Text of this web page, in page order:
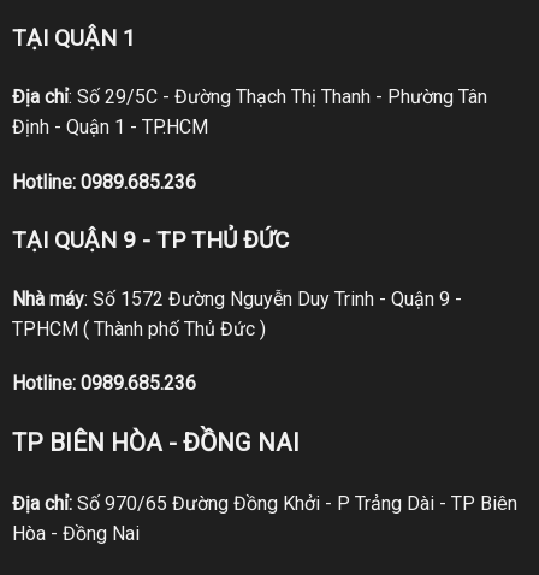
TẠI QUẬN 1
Địa chỉ: Số 29/5C - Đường Thạch Thị Thanh - Phường Tân
Định - Quận 1 - TP.HCM
Hotline: 0989.685.236
TẠI QUẬN 9 - TP THỦ ĐỨC
Nhà máy: Số 1572 Đường Nguyễn Duy Trinh - Quận 9 -
TPHCM ( Thành phố Thủ Đức )
Hotline: 0989.685.236
TP BIÊN HÒA - ĐỒNG NAI
Địa chỉ:Số 970/65 Đường Đồng Khởi - P Trảng Dài - TP Biên
Hòa - Đồng Nai